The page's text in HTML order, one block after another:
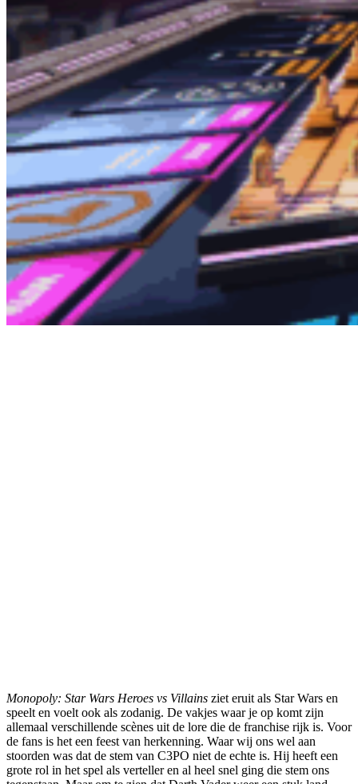
Monopoly: Star Wars Heroes vs Villains ziet eruit als Star Wars en
speelt en voelt ook als zodanig. De vakjes waar je op komt zijn
allemaal verschillende scènes uit de lore die de franchise rijk is. Voor
de fans is het een feest van herkenning. Waar wij ons wel aan
stoorden was dat de stem van C3PO niet de echte is. Hij heeft een
grote rol in het spel als verteller en al heel snel ging die stem ons